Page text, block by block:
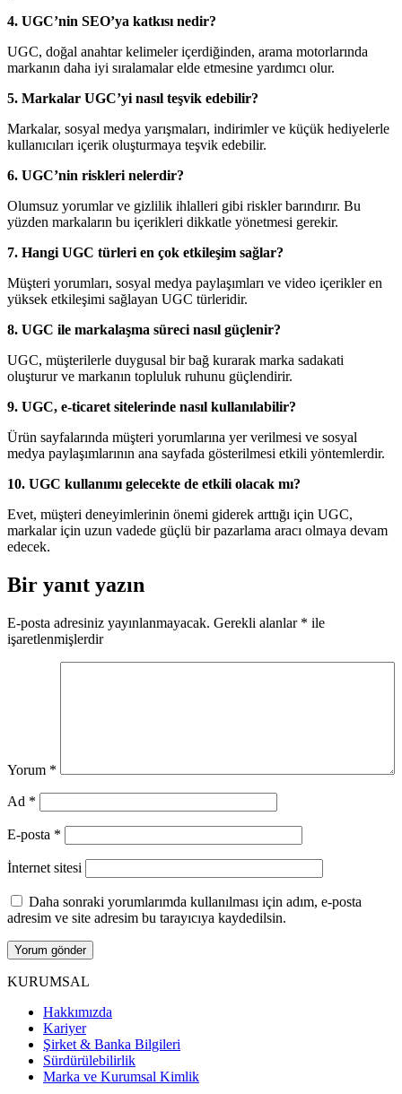
4. UGC’nin SEO’ya katkısı nedir?
UGC, doğal anahtar kelimeler içerdiğinden, arama motorlarında
markanın daha iyi sıralamalar elde etmesine yardımcı olur.
5. Markalar UGC’yi nasıl teşvik edebilir?
Markalar, sosyal medya yarışmaları, indirimler ve küçük hediyelerle
kullanıcıları içerik oluşturmaya teşvik edebilir.
6. UGC’nin riskleri nelerdir?
Olumsuz yorumlar ve gizlilik ihlalleri gibi riskler barındırır. Bu
yüzden markaların bu içerikleri dikkatle yönetmesi gerekir.
7. Hangi UGC türleri en çok etkileşim sağlar?
Müşteri yorumları, sosyal medya paylaşımları ve video içerikler en
yüksek etkileşimi sağlayan UGC türleridir.
8. UGC ile markalaşma süreci nasıl güçlenir?
UGC, müşterilerle duygusal bir bağ kurarak marka sadakati
oluşturur ve markanın topluluk ruhunu güçlendirir.
9. UGC, e-ticaret sitelerinde nasıl kullanılabilir?
Ürün sayfalarında müşteri yorumlarına yer verilmesi ve sosyal
medya paylaşımlarının ana sayfada gösterilmesi etkili yöntemlerdir.
10. UGC kullanımı gelecekte de etkili olacak mı?
Evet, müşteri deneyimlerinin önemi giderek arttığı için UGC,
markalar için uzun vadede güçlü bir pazarlama aracı olmaya devam
edecek.
Bir yanıt yazın
E-posta adresiniz yayınlanmayacak. Gerekli alanlar * ile
işaretlenmişlerdir
Yorum *
Ad *
E-posta *
İnternet sitesi
Daha sonraki yorumlarımda kullanılması için adım, e-posta
adresim ve site adresim bu tarayıcıya kaydedilsin.
KURUMSAL
Hakkımızda
Kariyer
Şirket & Banka Bilgileri
Sürdürülebilirlik
Marka ve Kurumsal Kimlik